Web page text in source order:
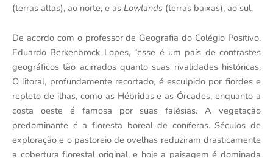
(terras altas), ao norte, e as Lowlands (terras baixas), ao sul.
De acordo com o professor de Geografia do Colégio Positivo,
Eduardo Berkenbrock Lopes, “esse é um país de contrastes
geográficos tão acirrados quanto suas rivalidades históricas.
O litoral, profundamente recortado, é esculpido por fiordes e
repleto de ilhas, como as Hébridas e as Órcades, enquanto a
costa oeste é famosa por suas falésias. A vegetação
predominante é a floresta boreal de coníferas. Séculos de
exploração e o pastoreio de ovelhas reduziram drasticamente
a cobertura florestal original, e hoje a paisagem é dominada